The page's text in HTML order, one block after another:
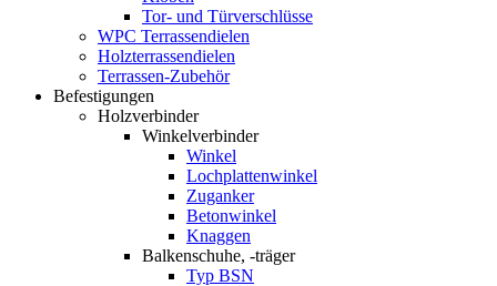
Tor- und Türverschlüsse
WPC Terrassendielen
Holzterrassendielen
Terrassen-Zubehör
Befestigungen
Holzverbinder
Winkelverbinder
Winkel
Lochplattenwinkel
Zuganker
Betonwinkel
Knaggen
Balkenschuhe, -träger
Typ BSN